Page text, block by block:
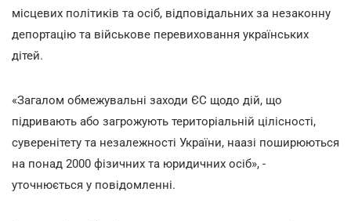
місцевих політиків та осіб, відповідальних за незаконну
депортацію та військове перевиховання українських
дітей.
«Загалом обмежувальні заходи ЄС щодо дій, що
підривають або загрожують територіальній цілісності,
суверенітету та незалежності України, наазі поширюються
на понад 2000 фізичних та юридичних осіб», -
уточнюється у повідомленні.